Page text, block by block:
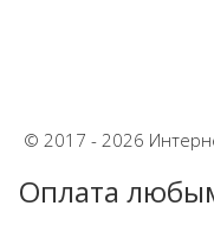
© 2017 - 2026
Оплата